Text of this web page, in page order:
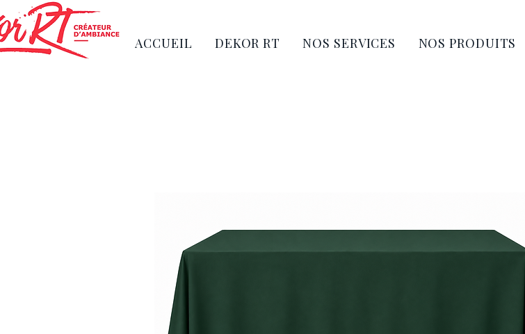
ACCUEIL DEKOR RT NOS SERVICES NOS PRODUITS